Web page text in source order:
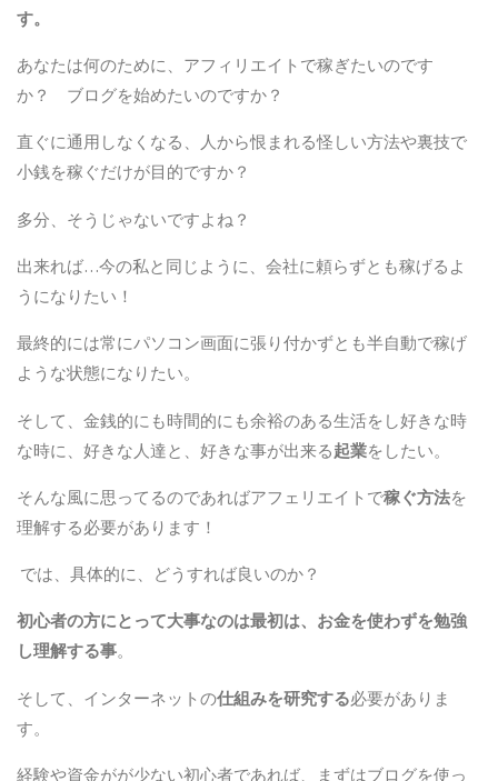
す。
あなたは何のために、アフィリエイトで稼ぎたいのです
か？ ブログを始めたいのですか？
直ぐに通用しなくなる、人から恨まれる怪しい方法や裏技で
小銭を稼ぐだけが目的ですか？
多分、そうじゃないですよね？
出来れば…今の私と同じように、会社に頼らずとも稼げるよ
うになりたい！
最終的には常にパソコン画面に張り付かずとも半自動で稼げ
ような状態になりたい。
そして、金銭的にも時間的にも余裕のある生活をし好きな時
な時に、好きな人達と、好きな事が出来る起業をしたい。
そんな風に思ってるのであればアフェリエイトで稼ぐ方法を
理解する必要があります！
では、具体的に、どうすれば良いのか？
初心者の方にとって大事なのは最初は、 お金を使わずを勉強
し理解する事。
そして、インターネットの仕組みを研究する必要がありま
す。
経験や資金がが少ない初心者であれば、まずはブログを使っ